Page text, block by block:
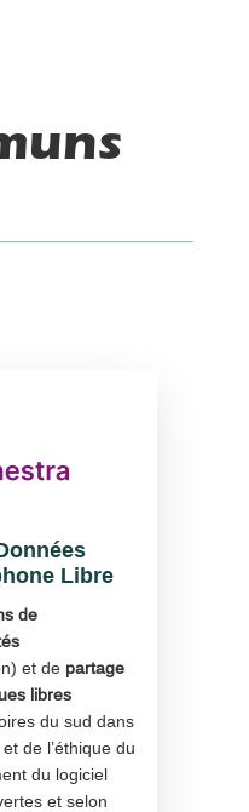
Libre
de
et de partage
libres
du sud dans
de l’éthique du
du logiciel
et selon